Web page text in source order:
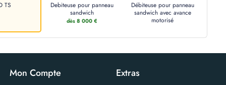
TS
Debiteuse pour panneau
sandwich
dès 8 000 €
Débiteuse pour panneau
sandwich avec avance
motorisé
Mon Compte Extras